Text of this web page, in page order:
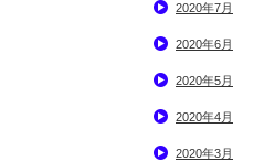
2020年7月
2020年6月
2020年5月
2020年4月
2020年3月